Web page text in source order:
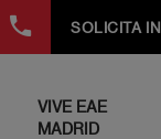
+34
91
SOLICITA
VIVE EAE
MADRID